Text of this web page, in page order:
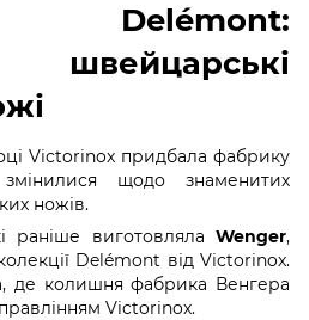
Delémont:
Victorinox придбала фабрику
щодо знаменитих
ножів.
раніше виготовляла Wenger,
Delémont від Victorinox.
де колишня фабрика Венгера
Victorinox.